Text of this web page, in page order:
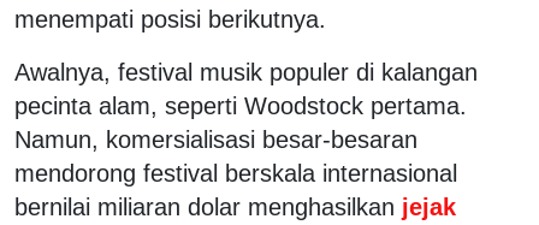
menempati posisi berikutnya.
Awalnya, festival musik populer di kalangan
pecinta alam, seperti Woodstock pertama.
Namun, komersialisasi besar-besaran
mendorong festival berskala internasional
bernilai miliaran dolar menghasilkan jejak